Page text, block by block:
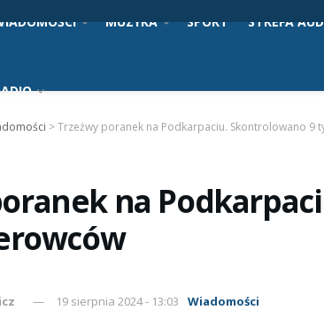
MUZYKA SPORT STREFA
>Trzeźwy poranek na Podkarpaciu. Skontrolowano 9
na
19 sierpnia 2024 - 13:03 Wiadomości